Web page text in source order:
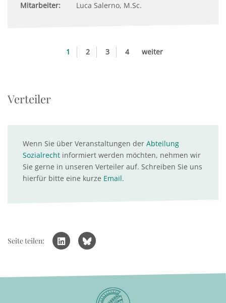
Mitarbeiter: Luca Salerno, M.Sc.
1 2 3 4 weiter
Verteiler
Wenn Sie über Veranstaltungen der Abteilung
Sozialrecht informiert werden möchten, nehmen wir
Sie gerne in unseren Verteiler auf. Schreiben Sie uns
hierfür bitte eine kurze Email.
Seite teilen: